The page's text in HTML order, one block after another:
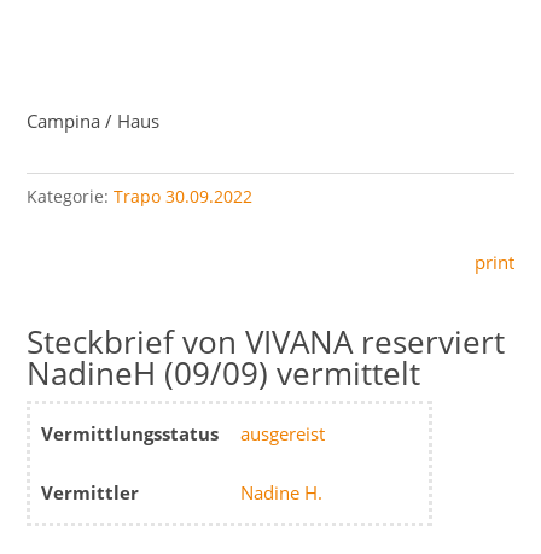
Campina / Haus
Kategorie:Trapo 30.09.2022
print
VIVANA reserviert
NadineH (09/09) vermittelt
Vermittlungsstatus ausgereist
Vermittler Nadine H.